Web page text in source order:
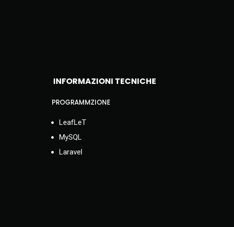
INFORMAZIONI TECNICHE
PROGRAMMZIONE
LeafLeT
MySQL
Laravel